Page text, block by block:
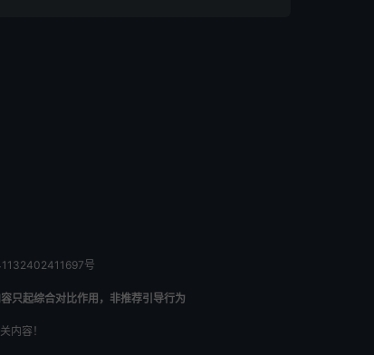
号
只起综合对比作用，非推荐引导行为
内容！